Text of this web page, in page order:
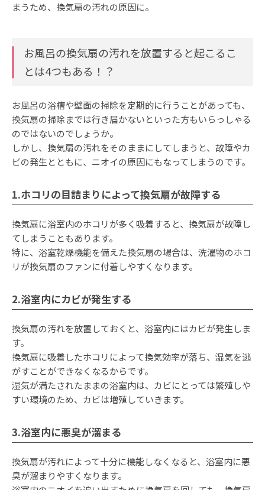
まうため、換気扇の汚れの原因に。
お風呂の換気扇の汚れを放置すると起こるこ
とは4つもある！？
お風呂の浴槽や壁面の掃除を定期的に行うことがあっても、
換気扇の掃除までは行き届かないといった方もいらっしゃる
のではないのでしょうか。
しかし、換気扇の汚れをそのままにしてしまうと、故障やカ
ビの発生とともに、ニオイの原因にもなってしまうのです。
1.ホコリの目詰まりによって換気扇が故障する
換気扇に浴室内のホコリが多く吸着すると、換気扇が故障し
てしまうこともあります。
特に、浴室乾燥機能を備えた換気扇の場合は、洗濯物のホコ
リが換気扇のファンに付着しやすくなります。
2.浴室内にカビが発生する
換気扇の汚れを放置しておくと、浴室内にはカビが発生しま
す。
換気扇に吸着したホコリによって換気効率が落ち、湿気を逃
がすことができなくなるからです。
湿気が満たされたままの浴室内は、カビにとっては繁殖しや
すい環境のため、カビは増殖していきます。
3.浴室内に悪臭が溜まる
換気扇が汚れによって十分に機能しなくなると、浴室内に悪
臭が溜まりやすくなります。